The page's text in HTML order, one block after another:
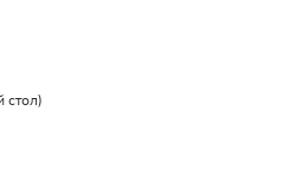
стол)